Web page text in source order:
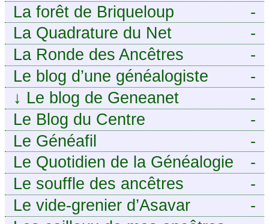
-
La forêt de Briqueloup
-
La Quadrature du Net
-
La Ronde des Ancêtres
-
Le blog d’une généalogiste
-
↓ Le blog de Geneanet
-
Le Blog du Centre
Généalogique de Touraine -
-
Le Généafil
-
Le Quotidien de la Généalogie
-
Le souffle des ancêtres
-
Le vide-grenier d’Asavar